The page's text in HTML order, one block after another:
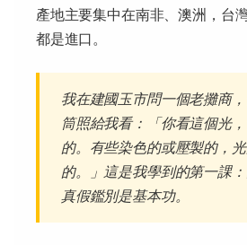
產地主要集中在南非、澳洲，台
都是進口。
我在建國玉市問一個老攤商
筒照給我看：「你看這個光
的。有些染色的或壓製的，
的。」這是我學到的第一課
真假鑑別是基本功。